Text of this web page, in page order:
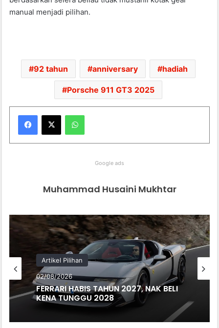
manual menjadi pilihan.
92 tahun anniversary hadiah
Porsche 911 GT3 2025
WhatsApp
Google ads
Muhammad Husaini Mukhtar
Artikel Pilihan
02/08/2026
FERRARI HABIS TAHUN 2027, NAK BELI
KENA TUNGGU 2028